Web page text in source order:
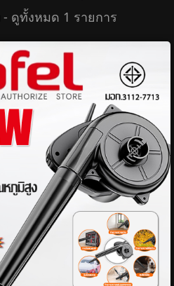
- ดูทั้งหมด 1 รายการ